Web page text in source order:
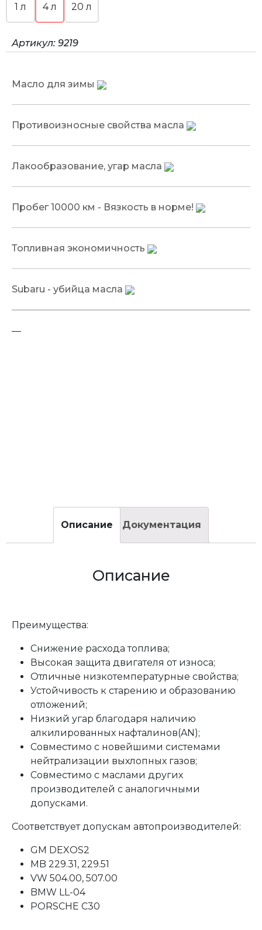
1 л 4 л 20 л
Артикул: 9219
Масло для зимы
Противоизносные свойства масла
Лакообразование, угар масла
Пробег 10000 км - Вязкость в норме!
Топливная экономичность
Subaru - убийца масла
—
Описание Документация
Описание
Преимущества:
Снижение расхода топлива;
Высокая защита двигателя от износа;
Отличные низкотемпературные свойства;
Устойчивость к старению и образованию
отложений;
Низкий угар благодаря наличию
алкилированных нафталинов(AN);
Совместимо с новейшими системами
нейтрализации выхлопных газов;
Совместимо с маслами других
производителей с аналогичными
допусками.
Соответствует допускам автопроизводителей:
GM DEXOS2
MB 229.31, 229.51
VW 504.00, 507.00
BMW LL-04
PORSCHE C30